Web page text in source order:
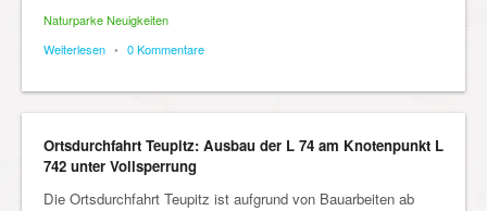
Naturparke Neuigkeiten
Weiterlesen • 0 Kommentare
Ortsdurchfahrt Teupitz: Ausbau der L 74 am Knotenpunkt L
742 unter Vollsperrung
Die Ortsdurchfahrt Teupitz ist aufgrund von Bauarbeiten ab